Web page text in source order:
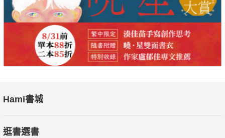
◆除了按揉穴位，妳還可以搭配食療，養顏快速又高效！
本書說明了詳細的按摩步驟和按摩療程，並提供可搭配使用的簡
單易行的食療方法。只要按揉穴位，打通經絡，令體內毒素排
出，氣血就會通暢，不僅有助於恢復健康，更能為女性的美麗加
Hami書城
逛書選書